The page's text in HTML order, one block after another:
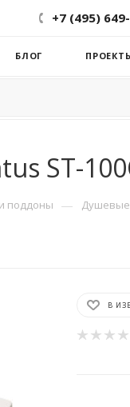
+7 (495)
БЛОГ
ST-
поддоны —
В